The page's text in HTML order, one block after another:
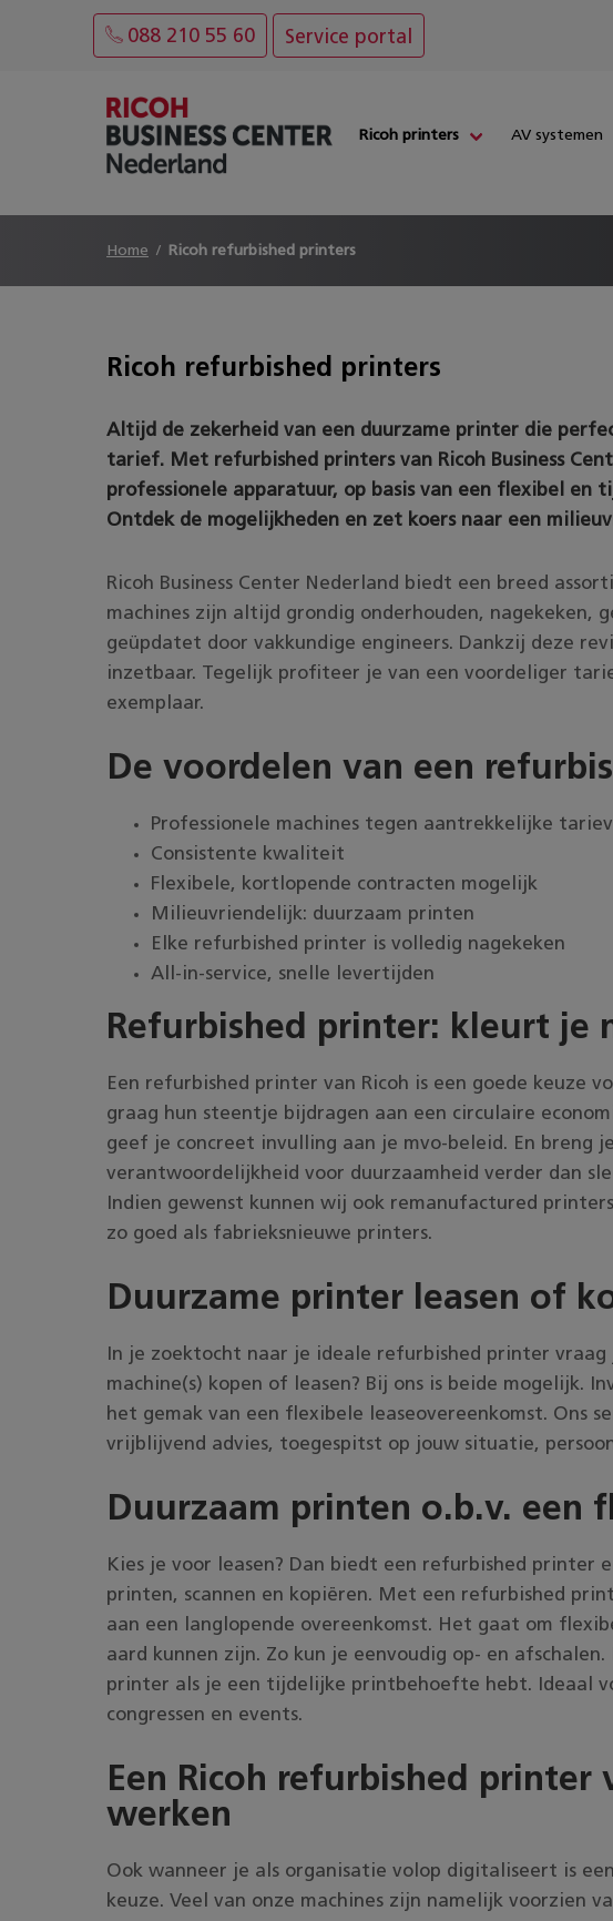
088 210 55 60 Service portal
Ricoh printers AV systemen
Home Ricoh refurbished printers
Ricoh refurbished printers
Altijd de zekerheid van een duurzame printer die
tarief. Met refurbished printers van Ricoh Business
professionele apparatuur, op basis van een flexibel
Ontdek de mogelijkheden en zet koers naar een
Ricoh Business Center Nederland biedt een breed
machines zijn altijd grondig onderhouden, nagekeken,
geüpdatet door vakkundige engineers. Dankzij deze
inzetbaar. Tegelijk profiteer je van een voordeliger
exemplaar.
De voordelen van een
Professionele machines tegen aantrekkelijke
Consistente kwaliteit
Flexibele, kortlopende contracten mogelijk
Milieuvriendelijk: duurzaam printen
Elke refurbished printer is volledig nagekeken
All-in-service, snelle levertijden
Refurbished printer: kleurt je
Een refurbished printer van Ricoh is een goede keuze
graag hun steentje bijdragen aan een circulaire
geef je concreet invulling aan je mvo-beleid. En breng
verantwoordelijkheid voor duurzaamheid verder dan
Indien gewenst kunnen wij ook remanufactured
zo goed als fabrieksnieuwe printers.
Duurzame printer leasen of
In je zoektocht naar je ideale refurbished printer
machine(s) kopen of leasen? Bij ons is beide mogelijk.
het gemak van een flexibele leaseovereenkomst. Ons
vrijblijvend advies, toegespitst op jouw situatie,
Duurzaam printen o.b.v. een
Kies je voor leasen? Dan biedt een refurbished printer
printen, scannen en kopiëren. Met een refurbished
aan een langlopende overeenkomst. Het gaat om
aard kunnen zijn. Zo kun je eenvoudig op- en
printer als je een tijdelijke printbehoefte hebt. Ideaal
congressen en events.
Een Ricoh refurbished printer
werken
Ook wanneer je als organisatie volop digitaliseert is
keuze. Veel van onze machines zijn namelijk voorzien